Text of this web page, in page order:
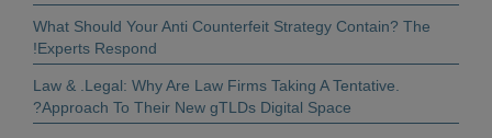
What Should Your Anti Counterfeit Strategy Contain? The
Experts Respond!
.Law & .Legal: Why Are Law Firms Taking A Tentative
Approach To Their New gTLDs Digital Space?